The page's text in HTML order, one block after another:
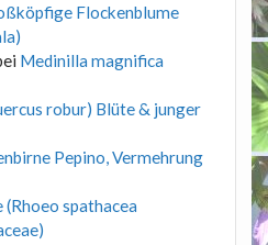
Flockenblume
Medinilla magnifica
robur) Blüte & junger
Pepino, Vermehrung
spathacea